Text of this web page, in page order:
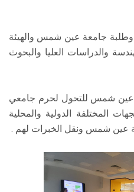
جامعة عين شمس والهيئة
والدراسات العليا والبحوث
شمس للتحول لحرم جامعي
المختلفة الدولية والمحلية
عين شمس ونقل الخبرات لهم .